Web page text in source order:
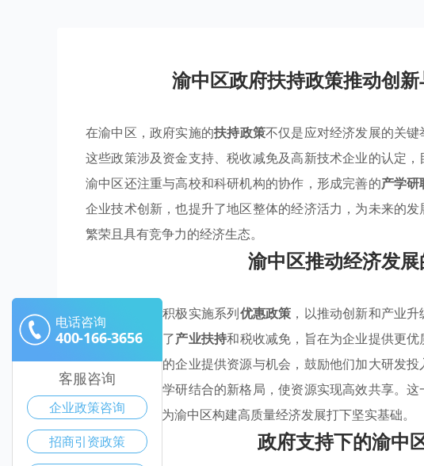
渝中区政府扶持政策推动创
在渝中区，政府实施的扶持政策不仅是应对经济发展的关键
这些政策涉及资金支持、税收减免及高新技术企业的认定
渝中区还注重与高校和科研机构的协作，形成完善的产学研
企业技术创新，也提升了地区整体的经济活力，为未来的
繁荣且具有竞争力的经济生态。
渝中区推动经济发
渝中区政府正积极实施系列优惠政策 ，以推动创新和产业
支持，还涵盖了产业扶持和税收减免，旨在为企业提供更
府为符合条件的企业提供资源与机会，鼓励他们加大研发
合作，形成产学研结合的新格局，使资源实现高效共享。这
的可持续性，为渝中区构建高质量经济发展打下坚实基础。
政府支持下的渝中
电话咨询
400-166-3656
客服咨询
企业政策咨询
招商引资政策